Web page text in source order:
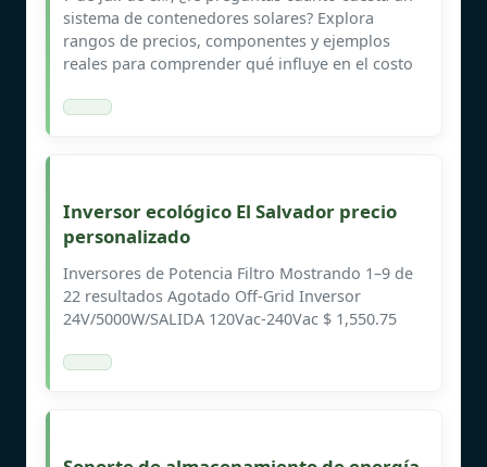
sistema de contenedores solares? Explora
rangos de precios, componentes y ejemplos
reales para comprender qué influye en el costo
Inversor ecológico El Salvador precio
personalizado
Inversores de Potencia Filtro Mostrando 1–9 de
22 resultados Agotado Off-Grid Inversor
24V/5000W/SALIDA 120Vac-240Vac $ 1,550.75